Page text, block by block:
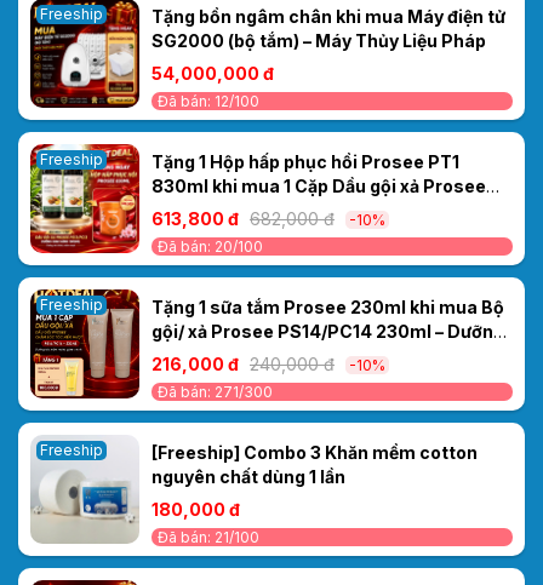
Freeship
Tặng bồn ngâm chân khi mua Máy điện tử
SG2000 (bộ tắm) – Máy Thủy Liệu Pháp
54,000,000 đ
Đã bán: 12/100
Freeship
Tặng 1 Hộp hấp phục hồi Prosee PT1
830ml khi mua 1 Cặp Dầu gội xả Prosee
PS13/PC13 Dưỡng sinh Gừng 1000ml –
Dưỡng tóc khỏe, mềm mượt
613,800 đ 682,000 đ
-10%
Đã bán: 20/100
Freeship
Tặng 1 sữa tắm Prosee 230ml khi mua Bộ
gội/ xả Prosee PS14/PC14 230ml – Dưỡng
tóc mềm mượt, giảm xơ rối
216,000 đ 240,000 đ
-10%
Đã bán: 271/300
Freeship
[Freeship] Combo 3 Khăn mềm cotton
nguyên chất dùng 1 lần
180,000 đ
Đã bán: 21/100